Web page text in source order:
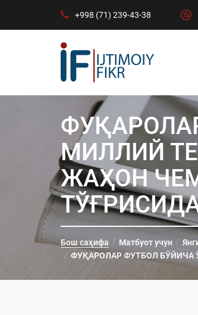
+998 (71) 239-43-38
МИЛЛИЙ
ЖАҲОН
Бош саҳифа Матбуот учун
ФУҚАРОЛАР ФУТБОЛ